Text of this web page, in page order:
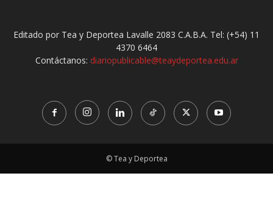
Editado por Tea y Deportea Lavalle 2083 C.A.B.A. Tel: (+54) 11
4370 6464
Contáctanos: diariopublicable@teaydeportea.edu.ar
© Tea y Deportea